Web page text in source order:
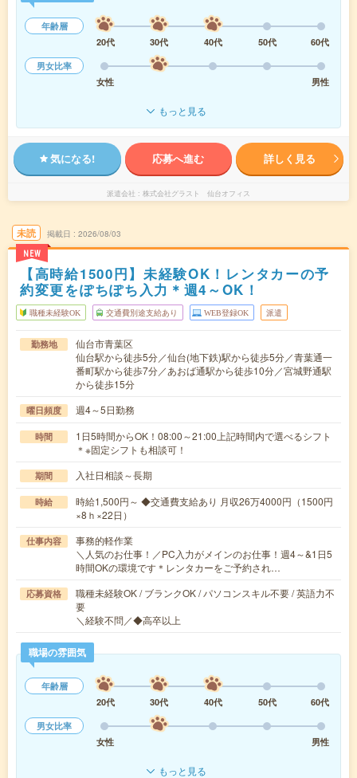
年齢層
20代
30代 40代 50代
60代
男女比率
女性
男性
もっと見る
気になる! 応募へ進む 詳しく見る
派遣会社 株式会社グラスト 仙台オフィス
未読
NEW
掲載日 2026/08/03
【高時給1500円】未経験OK！レンタカーの予
約変更をぽちぽち入力＊週4～OK！
職種未経験OK 交通費別途支給あり WEB登録OK 派遣
勤務地
仙台市青葉区
仙台駅から徒歩5分／仙台(地下鉄)駅から徒歩5分／青葉通一
番町駅から徒歩7分／あおば通駅から徒歩10分／宮城野通駅
から徒歩15分
曜日頻度 週4～5日勤務
時間
1日5時間からOK！08:00～21:00上記時間内で選べるシフト
＊※固定シフトも相談可！
期間 入社日相談～長期
時給
時給1,500円～ ◆交通費支給あり 月収26万4000円（1500円
×8ｈ×22日）
仕事内容
事務的軽作業
＼人気のお仕事！／PC入力がメインのお仕事！週4～&1日5
時間OKの環境です＊レンタカーをご予約され…
応募資格
職種未経験OK / ブランクOK / パソコンスキル不要 / 英語力不
要
＼経験不問／◆高卒以上
職場の雰囲気
年齢層
20代
30代 40代 50代
60代
男女比率
女性
男性
もっと見る